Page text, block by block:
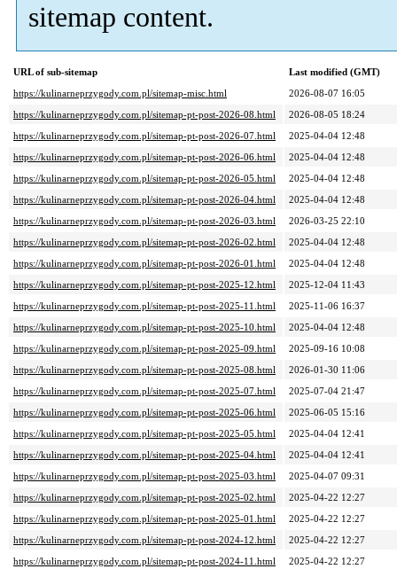
sitemap content.
URL of sub-sitemap
Last modified (GMT)
https://kulinarneprzygody.com.pl/sitemap-misc.html
2026-08-07 16:05
https://kulinarneprzygody.com.pl/sitemap-pt-post-2026-08.html
2026-08-05 18:24
https://kulinarneprzygody.com.pl/sitemap-pt-post-2026-07.html
2025-04-04 12:48
https://kulinarneprzygody.com.pl/sitemap-pt-post-2026-06.html
2025-04-04 12:48
https://kulinarneprzygody.com.pl/sitemap-pt-post-2026-05.html
2025-04-04 12:48
https://kulinarneprzygody.com.pl/sitemap-pt-post-2026-04.html
2025-04-04 12:48
https://kulinarneprzygody.com.pl/sitemap-pt-post-2026-03.html
2026-03-25 22:10
https://kulinarneprzygody.com.pl/sitemap-pt-post-2026-02.html
2025-04-04 12:48
https://kulinarneprzygody.com.pl/sitemap-pt-post-2026-01.html
2025-04-04 12:48
https://kulinarneprzygody.com.pl/sitemap-pt-post-2025-12.html
2025-12-04 11:43
https://kulinarneprzygody.com.pl/sitemap-pt-post-2025-11.html
2025-11-06 16:37
https://kulinarneprzygody.com.pl/sitemap-pt-post-2025-10.html
2025-04-04 12:48
https://kulinarneprzygody.com.pl/sitemap-pt-post-2025-09.html
2025-09-16 10:08
https://kulinarneprzygody.com.pl/sitemap-pt-post-2025-08.html
2026-01-30 11:06
https://kulinarneprzygody.com.pl/sitemap-pt-post-2025-07.html
2025-07-04 21:47
https://kulinarneprzygody.com.pl/sitemap-pt-post-2025-06.html
2025-06-05 15:16
https://kulinarneprzygody.com.pl/sitemap-pt-post-2025-05.html
2025-04-04 12:41
https://kulinarneprzygody.com.pl/sitemap-pt-post-2025-04.html
2025-04-04 12:41
https://kulinarneprzygody.com.pl/sitemap-pt-post-2025-03.html
2025-04-07 09:31
https://kulinarneprzygody.com.pl/sitemap-pt-post-2025-02.html
2025-04-22 12:27
https://kulinarneprzygody.com.pl/sitemap-pt-post-2025-01.html
2025-04-22 12:27
https://kulinarneprzygody.com.pl/sitemap-pt-post-2024-12.html
2025-04-22 12:27
https://kulinarneprzygody.com.pl/sitemap-pt-post-2024-11.html
2025-04-22 12:27